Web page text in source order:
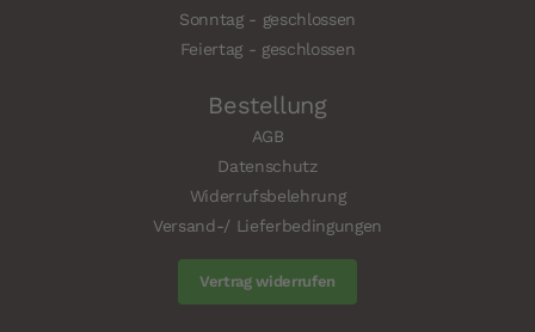
Sonntag - geschlossen
Feiertag - geschlossen
Bestellung
AGB
Datenschutz
Widerrufsbelehrung
Versand-/ Lieferbedingungen
Vertrag widerrufen